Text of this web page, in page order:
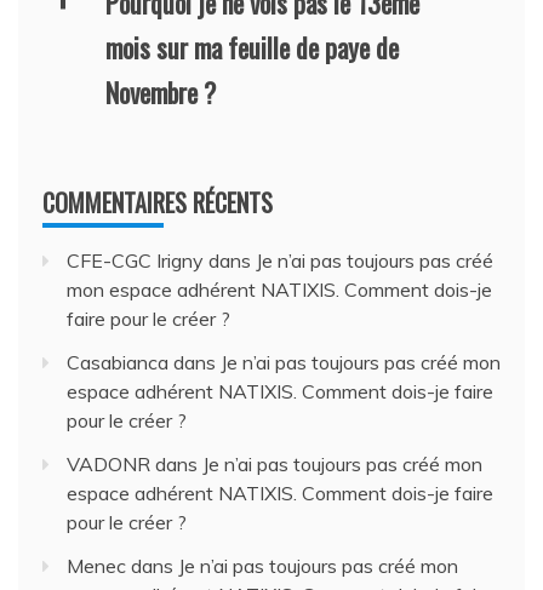
mois sur ma feuille de paye de
Novembre ?
COMMENTAIRES RÉCENTS
CFE-CGC Irigny dans Je n’ai pas toujours pas créé
mon espace adhérent NATIXIS. Comment dois-je
faire pour le créer ?
Casabianca dans Je n’ai pas toujours pas créé mon
espace adhérent NATIXIS. Comment dois-je faire
pour le créer ?
VADONR dans Je n’ai pas toujours pas créé mon
espace adhérent NATIXIS. Comment dois-je faire
pour le créer ?
Menec dans Je n’ai pas toujours pas créé mon